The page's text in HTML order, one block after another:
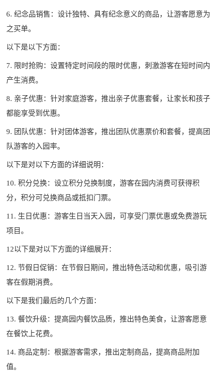
6. 纪念品销售：设计独特、具有纪念意义的商品，让游客愿意为
之买单。
以下是以下方面：
7. 限时抢购：设置特定时间段的限时优惠，刺激游客在短时间内
产生消费。
8. 亲子优惠：针对家庭游客，推出亲子优惠套餐，让家长和孩子
都能享受到优惠。
9. 团队优惠：针对团体游客，推出团队优惠票价和套餐，提高团
队游客的入园率。
以下是对以下方面的详细说明：
10. 积分兑换：设立积分兑换制度，游客在园内消费可获得积
分，积分可兑换商品或抵扣门票。
11. 生日优惠：游客生日当天入园，可享受门票优惠或免费游玩
项目。
12以下是对以下方面的详细展开：
12. 节假日促销：在节假日期间，推出特色活动和优惠，吸引游
客在假期消费。
以下是我们最后的几个方面：
13. 餐饮升级：提高园内餐饮品质，推出特色美食，让游客愿意
在餐饮上花费。
14. 商品定制：根据游客需求，推出定制商品，提高商品附加
值。